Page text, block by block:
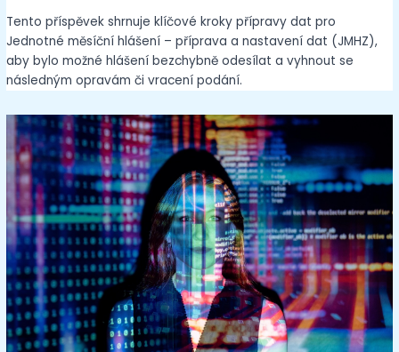
Tento příspěvek shrnuje klíčové kroky přípravy dat pro
Jednotné měsíční hlášení – příprava a nastavení dat (JMHZ),
aby bylo možné hlášení bezchybně odesílat a vyhnout se
následným opravám či vracení podání.